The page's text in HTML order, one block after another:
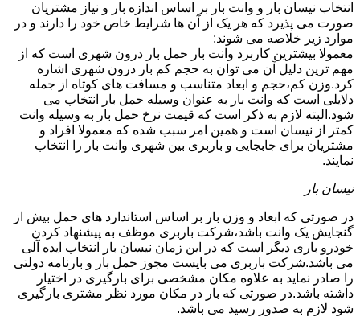
انتخاب نیسان بار و وانت بار بر اساس اندازه بار و نیاز مشتریان
صورت می پذیرد که هر یک از آن ها شرایط خاص خود را دارند و در
موارد زیر خلاصه می شوند:
معمولا بیشترین کاربرد وانت بار حمل بار درون شهری است که از
مهم ترین دلیل آن می توان به حجم کم بار درون شهری اشاره
کرد.وزن کم،حجم و ابعاد متناسب و مسافت های کوتاه از جمله
دلایلی است که وانت بار به عنوان وسیله حمل بار انتخاب می
شود.البته لازم به ذکر است که قیمت نرخ حمل بار به وسیله وانت
کمتر از نیسان است و همین امر سبب شده که معمولا افراد و
مشتریان برای جابجایی و باربری بین شهری وانت بار را انتخاب
نمایند.
نیسان بار
در صورتی که ابعاد و وزن بار بر اساس استاندارد های حمل بیش از
گنجایش یک وانت باشد،شرکت باربری موظف به پیشنهاد کردن
خودرو باری دیگر است که در این زمان نیسان بار انتخاب ایده آلی
می باشد.شرکت باربری می بایست مجوز حمل بار و بارنامه دولتی
را صادر نماید به علاوه مکان مشخصی برای بارگیری در اختیار
داشته باشد.در صورتی که بار در مکان مورد نظر مشتری بارگیری
شود لازم به صدور رسید می باشد.